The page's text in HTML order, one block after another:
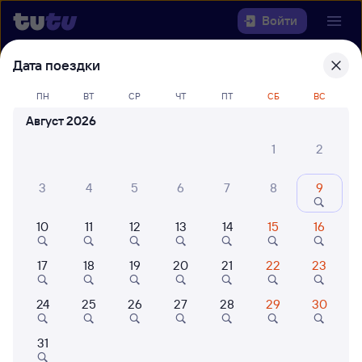
Войти
Выберите день, чтобы найти
билеты Орёл — Москва Павелецкая
Откуда
Кто едет
Найти поезда
Дата поездки
ПН ВТ СР ЧТ ПТ СБ ВС
Август 2026
1
2
3 4 5 6 7 8 9
10 11 12 13 14 15 16
17 18 19 20 21 22 23
24 25 26 27 28 29 30
31